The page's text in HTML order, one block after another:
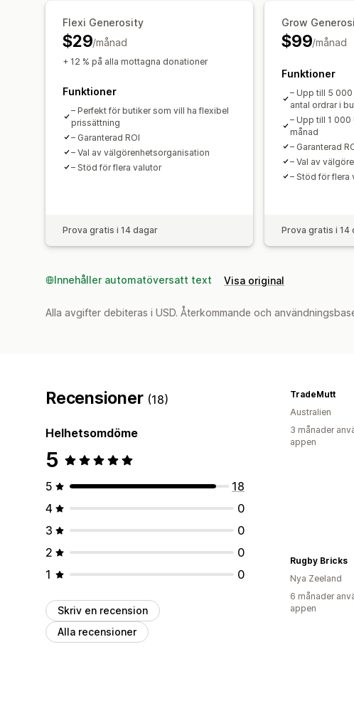
Flexi Generosity
$29/månad
+ 12 % på alla mottagna donationer
Funktioner
– Perfekt för butiker som vill ha flexibel
prissättning
– Garanterad ROI
– Val av välgörenhetsorganisation
– Stöd för flera valutor
Prova gratis i 14 dagar
Grow
$99/månad
Funktioner
– Upp till 5
antal ordrar i
– Upp till 1 000
månad
– Garanterad
– Val av
– Stöd för flera
Prova gratis i 14
Innehåller automatöversatt text Visa original
Alla avgifter debiteras i USD. Återkommande och
Recensioner (18)
Helhetsomdöme
5
5
18
4
0
3
0
2
0
1
0
Skriv en recension
Alla recensioner
TradeMutt
Australien
3 månader
appen
Rugby Bricks
Nya Zeeland
6 månader
appen